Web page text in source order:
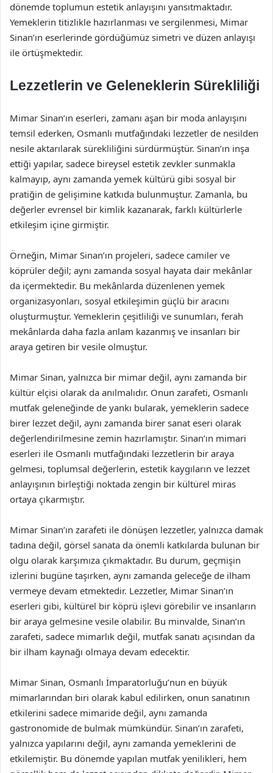
dönemde toplumun estetik anlayışını yansıtmaktadır.
Yemeklerin titizlikle hazırlanması ve sergilenmesi, Mimar
Sinan’ın eserlerinde gördüğümüz simetri ve düzen anlayışı
ile örtüşmektedir.
Lezzetlerin ve Geleneklerin Sürekliliği
Mimar Sinan’ın eserleri, zamanı aşan bir moda anlayışını
temsil ederken, Osmanlı mutfağındaki lezzetler de nesilden
nesile aktarılarak sürekliliğini sürdürmüştür. Sinan’ın inşa
ettiği yapılar, sadece bireysel estetik zevkler sunmakla
kalmayıp, aynı zamanda yemek kültürü gibi sosyal bir
pratiğin de gelişimine katkıda bulunmuştur. Zamanla, bu
değerler evrensel bir kimlik kazanarak, farklı kültürlerle
etkileşim içine girmiştir.
Örneğin, Mimar Sinan’ın projeleri, sadece camiler ve
köprüler değil; aynı zamanda sosyal hayata dair mekânlar
da içermektedir. Bu mekânlarda düzenlenen yemek
organizasyonları, sosyal etkileşimin güçlü bir aracını
oluşturmuştur. Yemeklerin çeşitliliği ve sunumları, ferah
mekânlarda daha fazla anlam kazanmış ve insanları bir
araya getiren bir vesile olmuştur.
Mimar Sinan, yalnızca bir mimar değil, aynı zamanda bir
kültür elçisi olarak da anılmalıdır. Onun zarafeti, Osmanlı
mutfak geleneğinde de yankı bularak, yemeklerin sadece
birer lezzet değil, aynı zamanda birer sanat eseri olarak
değerlendirilmesine zemin hazırlamıştır. Sinan’ın mimari
eserleri ile Osmanlı mutfağındaki lezzetlerin bir araya
gelmesi, toplumsal değerlerin, estetik kaygıların ve lezzet
anlayışının birleştiği noktada zengin bir kültürel miras
ortaya çıkarmıştır.
Mimar Sinan’ın zarafeti ile dönüşen lezzetler, yalnızca damak
tadına değil, görsel sanata da önemli katkılarda bulunan bir
olgu olarak karşımıza çıkmaktadır. Bu durum, geçmişin
izlerini bugüne taşırken, aynı zamanda geleceğe de ilham
vermeye devam etmektedir. Lezzetler, Mimar Sinan’ın
eserleri gibi, kültürel bir köprü işlevi görebilir ve insanların
bir araya gelmesine vesile olabilir. Bu minvalde, Sinan’ın
zarafeti, sadece mimarlık değil, mutfak sanatı açısından da
bir ilham kaynağı olmaya devam edecektir.
Mimar Sinan, Osmanlı İmparatorluğu’nun en büyük
mimarlarından biri olarak kabul edilirken, onun sanatının
etkilerini sadece mimaride değil, aynı zamanda
gastronomide de bulmak mümkündür. Sinan’ın zarafeti,
yalnızca yapılarını değil, aynı zamanda yemeklerini de
etkilemiştir. Bu dönemde yapılan mutfak yenilikleri, hem